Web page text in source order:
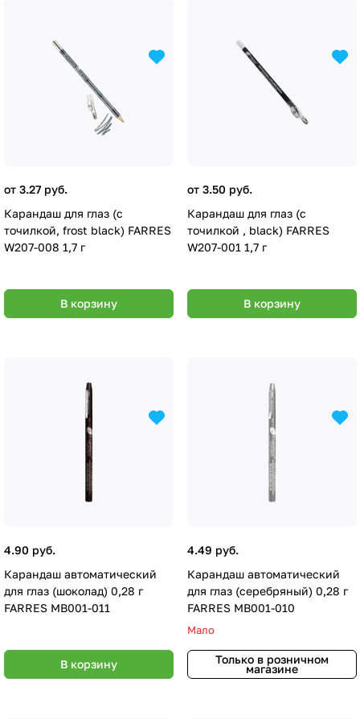
от 3.27 руб.
Карандаш для глаз (с
точилкой, frost black) FARRES
W207-008 1,7 г
В корзину
от 3.50 руб.
Карандаш для глаз (с
точилкой , black) FARRES
W207-001 1,7 г
В корзину
4.90 руб.
Карандаш автоматический
для глаз (шоколад) 0,28 г
FARRES MB001-011
В корзину
4.49 руб.
Карандаш автоматический
для глаз (серебряный) 0,28 г
FARRES MB001-010
Мало
Только в розничном
магазине